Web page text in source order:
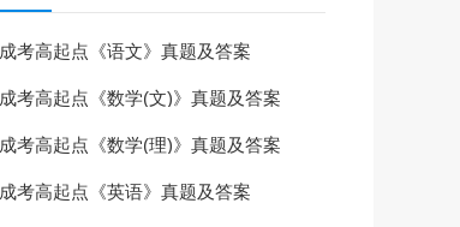
成考高起点《语文》真题及答案
成考高起点《数学(文)》真题及答案
成考高起点《数学(理)》真题及答案
成考高起点《英语》真题及答案